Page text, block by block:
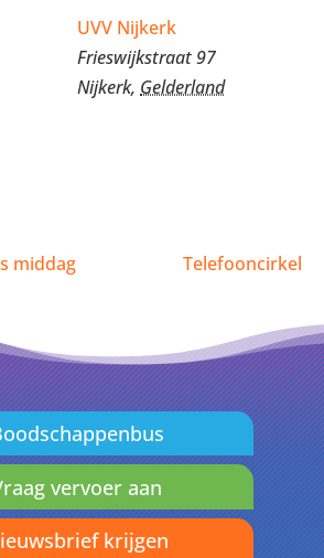
UVV Nijkerk
Frieswijkstraat 97
Nijkerk, Gelderland
middag Telefooncirkel
vervoer aan
krijgen